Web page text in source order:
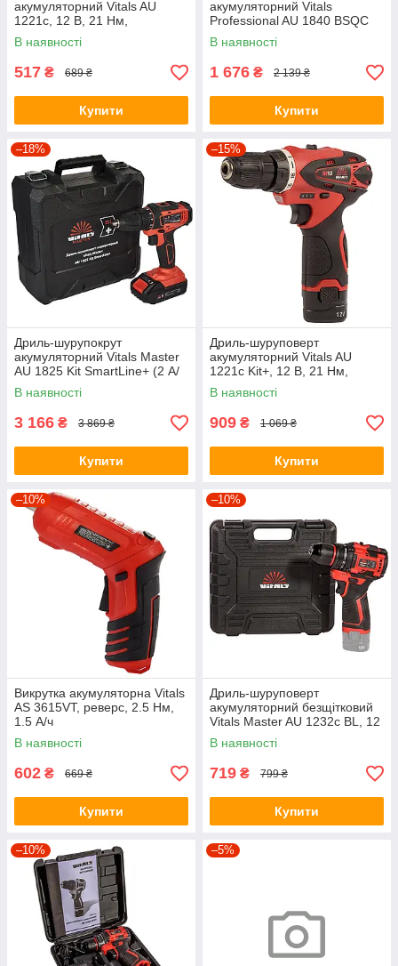
акумуляторний Vitals AU
1221c, 12 В, 21 Нм,
швидкозатискний 3-
кулачковий патрон (без АКБ і
ЗП)
В наявності
517 ₴ 689 ₴
Купити
акумуляторний Vitals
Professional AU 1840 BSQC
SmartLine+ (без АКБ)
В наявності
1 676 ₴ 2 139 ₴
Купити
–18%
Дриль-шурупокрут
акумуляторний Vitals Master
AU 1825 Kit SmartLine+ (2 А/
ч, 25 Нм) +БЕЗКОШТОВНА
ДОСТАВКА!
В наявності
3 166 ₴ 3 869 ₴
Купити
–15%
Дриль-шуруповерт
акумуляторний Vitals AU
1221c Kit+, 12 В, 21 Нм,
швидкозатискний патрон 10
мм, 2 АКБ 1.5 Аг
В наявності
909 ₴ 1 069 ₴
Купити
–10%
Викрутка акумуляторна Vitals
AS 3615VT, реверс, 2.5 Нм,
1.5 А/ч
В наявності
602 ₴ 669 ₴
Купити
–10%
Дриль-шуруповерт
акумуляторний безщітковий
Vitals Master AU 1232c BL, 12
В, 32 Нм, кейс (без АКБ та
ЗУ)
В наявності
719 ₴ 799 ₴
Купити
–10% –5%